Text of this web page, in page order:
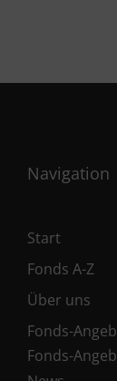
Navigation
Start
Fonds A-Z
Über uns
Fonds-
Fonds-